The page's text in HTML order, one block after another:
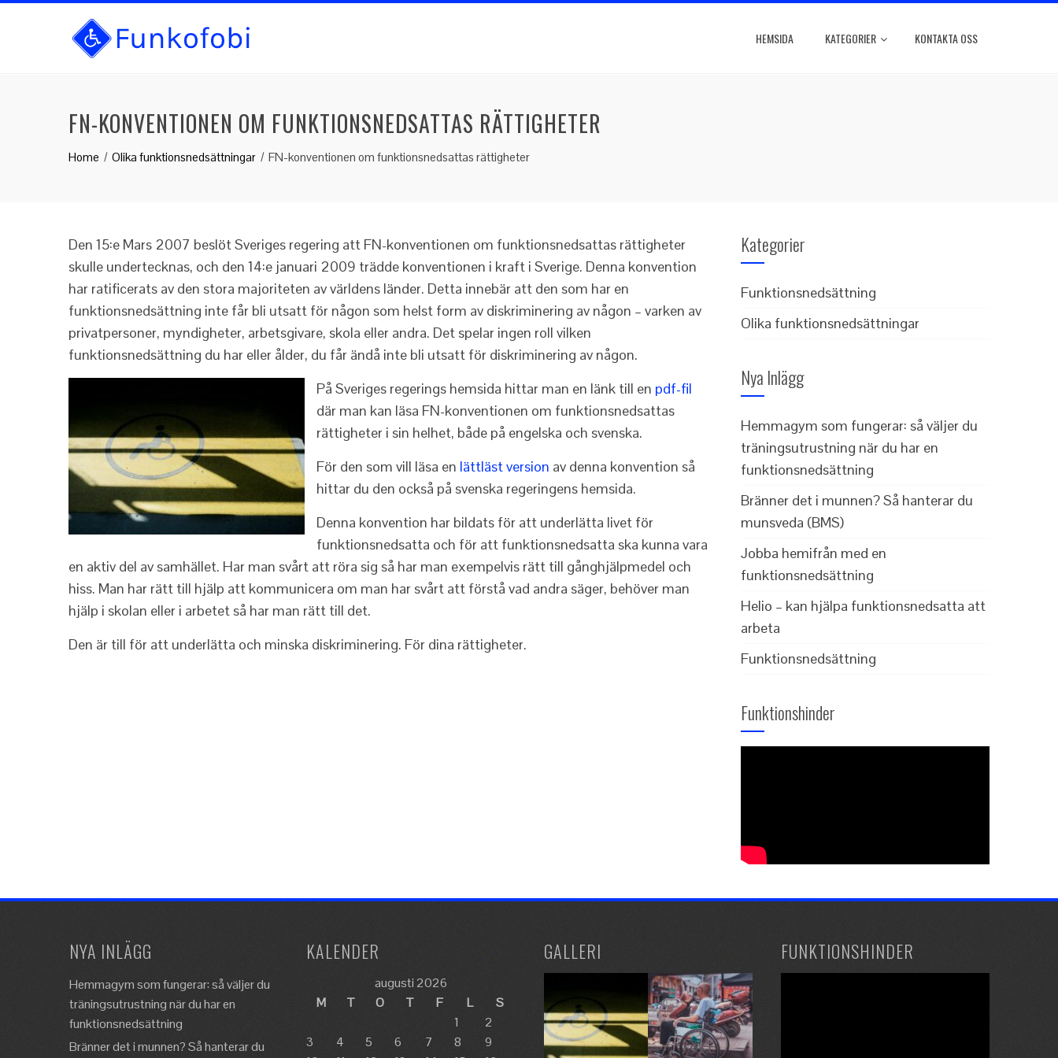
HEMSIDA KATEGORIER KONTAKTA OSS
FN-KONVENTIONEN OM FUNKTIONSNEDSATTAS RÄTTIGHETER
Home Olika funktionsnedsättningar FN-konventionen om funktionsnedsattas rättigheter
Den 15:e Mars 2007 beslöt Sveriges regering att FN-konventionen om funktionsnedsattas rättigheter
skulle undertecknas, och den 14:e januari 2009 trädde konventionen i kraft i Sverige. Denna konvention
har ratificerats av den stora majoriteten av världens länder. Detta innebär att den som har en
funktionsnedsättning inte får bli utsatt för någon som helst form av diskriminering av någon – varken av
privatpersoner, myndigheter, arbetsgivare, skola eller andra. Det spelar ingen roll vilken
funktionsnedsättning du har eller ålder, du får ändå inte bli utsatt för diskriminering av någon.
På Sveriges regerings hemsida hittar man en länk till en pdf-fil
där man kan läsa FN-konventionen om funktionsnedsattas
rättigheter i sin helhet, både på engelska och svenska.
För den som vill läsa en lättläst version av denna konvention så
hittar du den också på svenska regeringens hemsida.
Denna konvention har bildats för att underlätta livet för
funktionsnedsatta och för att funktionsnedsatta ska kunna vara
en aktiv del av samhället. Har man svårt att röra sig så har man exempelvis rätt till gånghjälpmedel och
hiss. Man har rätt till hjälp att kommunicera om man har svårt att förstå vad andra säger, behöver man
hjälp i skolan eller i arbetet så har man rätt till det.
Den är till för att underlätta och minska diskriminering. För dina rättigheter.
Kategorier
Funktionsnedsättning
Olika funktionsnedsättningar
Nya Inlägg
Hemmagym som fungerar: så väljer du
träningsutrustning när du har en
funktionsnedsättning
Bränner det i munnen? Så hanterar du
munsveda (BMS)
Jobba hemifrån med en
funktionsnedsättning
Helio – kan hjälpa funktionsnedsatta att
arbeta
Funktionsnedsättning
Funktionshinder
NYA INLÄGG
Hemmagym som fungerar: så väljer du
träningsutrustning när du har en
funktionsnedsättning
Bränner det i munnen? Så hanterar du
KALENDER
augusti 2026
M
T O T F L
S
1
2
3
4 5 6 7 8
9
GALLERI FUNKTIONSHINDER